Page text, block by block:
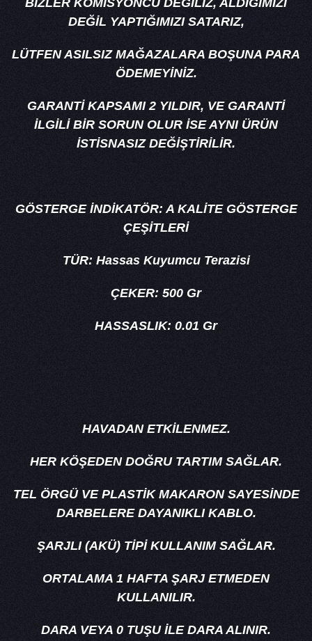
DEĞİL YAPTIĞIMIZI SATARIZ,
LÜTFEN ASILSIZ MAĞAZALARA BOŞUNA PARA
ÖDEMEYİNİZ.
GARANTİ KAPSAMI 2 YILDIR, VE GARANTİ
İLGİLİ BİR SORUN OLUR İSE AYNI ÜRÜN
İSTİSNASIZ DEĞİŞTİRİLİR.
GÖSTERGE İNDİKATÖR: A KALİTE GÖSTERGE
ÇEŞİTLERİ
TÜR: Hassas Kuyumcu Terazisi
​ÇEKER: 500 Gr
HASSASLIK: 0.01 Gr
HAVADAN ETKİLENMEZ.
HER KÖŞEDEN DOĞRU TARTIM SAĞLAR.
TEL ÖRGÜ VE PLASTİK MAKARON SAYESİNDE
DARBELERE DAYANIKLI KABLO.
ŞARJLI (AKÜ) TİPİ KULLANIM SAĞLAR.
ORTALAMA 1 HAFTA ŞARJ ETMEDEN
KULLANILIR.
DARA VEYA 0 TUŞU İLE DARA ALINIR.